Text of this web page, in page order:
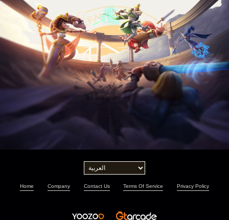
Home Company Contact Us Terms Of Service Privacy Policy